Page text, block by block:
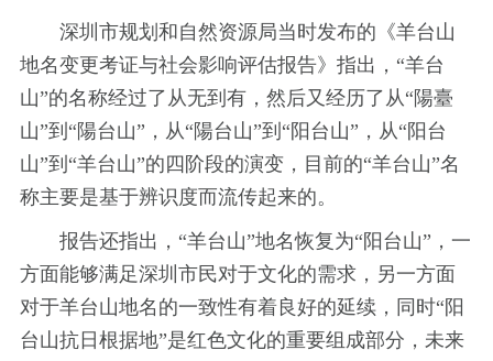
深圳市规划和自然资源局当时发布的《羊台山
地名变更考证与社会影响评估报告》指出，“羊台
山”的名称经过了从无到有，然后又经历了从“陽臺
山”到“陽台山”，从“陽台山”到“阳台山”，从“阳台
山”到“羊台山”的四阶段的演变，目前的“羊台山”名
称主要是基于辨识度而流传起来的。
报告还指出，“羊台山”地名恢复为“阳台山”，一
方面能够满足深圳市民对于文化的需求，另一方面
对于羊台山地名的一致性有着良好的延续，同时“阳
台山抗日根据地”是红色文化的重要组成部分，未来